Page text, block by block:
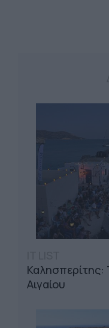
Καλησπερίτης:
Αιγαίου